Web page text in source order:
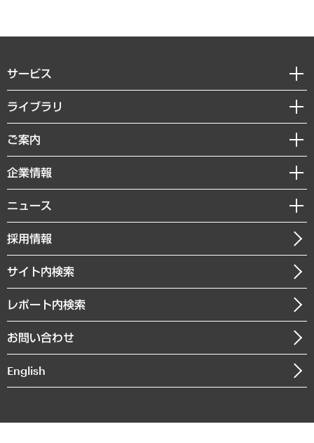
サービス
経営戦略
組織・人事戦略
デジタルイノベーション
共生・ダイバーシティ
GRC（ガバナンス・リスク・コンプライアンス）・防災（政策）
経済・産業・雇用・労働
まちづくり・観光・交通・スポーツ・スマートシティ
自然資源・農林水産業・食料システム
ライブラリ
経済調査
レポート
コラム
経営用語集
受託・受注実績（官公庁関連）
メディア掲載・出演
ご案内
セミナー・イベント情報
MUFGビジネスセミナー
受託案件情報
企業情報
私たちの想い
社長メッセージ
会社概要
沿革
組織図・本部部室紹介
インドネシア現地法人
個人情報保護方針
ニュース
ニュースリリース
お知らせ
採用情報
サイト内検索
レポート内検索
お問い合わせ
English